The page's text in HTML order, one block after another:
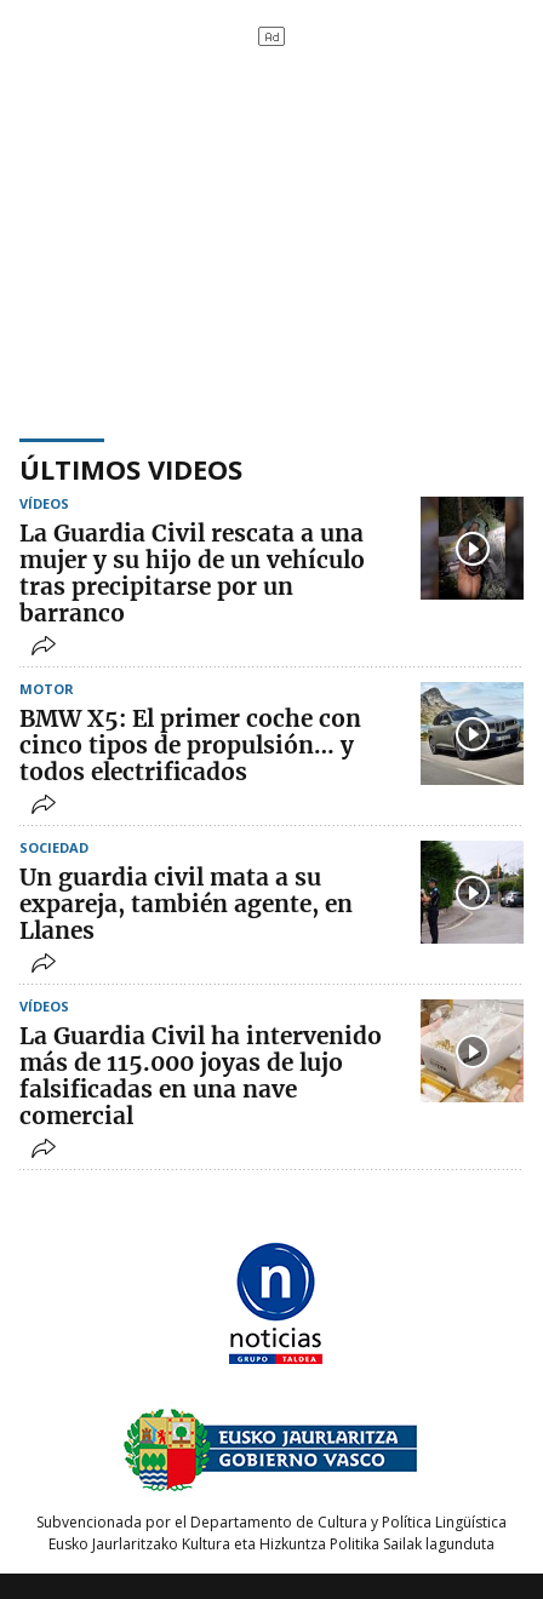
ÚLTIMOS VIDEOS
VÍDEOS
La Guardia Civil rescata a una
mujer y su hijo de un vehículo
tras precipitarse por un
barranco
MOTOR
BMW X5: El primer coche con
cinco tipos de propulsión… y
todos electrificados
SOCIEDAD
Un guardia civil mata a su
expareja, también agente, en
Llanes
VÍDEOS
La Guardia Civil ha intervenido
más de 115.000 joyas de lujo
falsificadas en una nave
comercial
Subvencionada por el Departamento de Cultura y Política Lingüística
Eusko Jaurlaritzako Kultura eta Hizkuntza Politika Sailak lagunduta